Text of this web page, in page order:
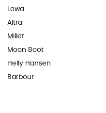
Lowa
Altra
Millet
Moon Boot
Helly Hansen
Barbour